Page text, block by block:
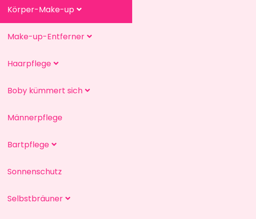
Körper-Make-up
Make-up-Entferner
Haarpflege
Boby kümmert sich
Männerpflege
Bartpflege
Sonnenschutz
Selbstbräuner